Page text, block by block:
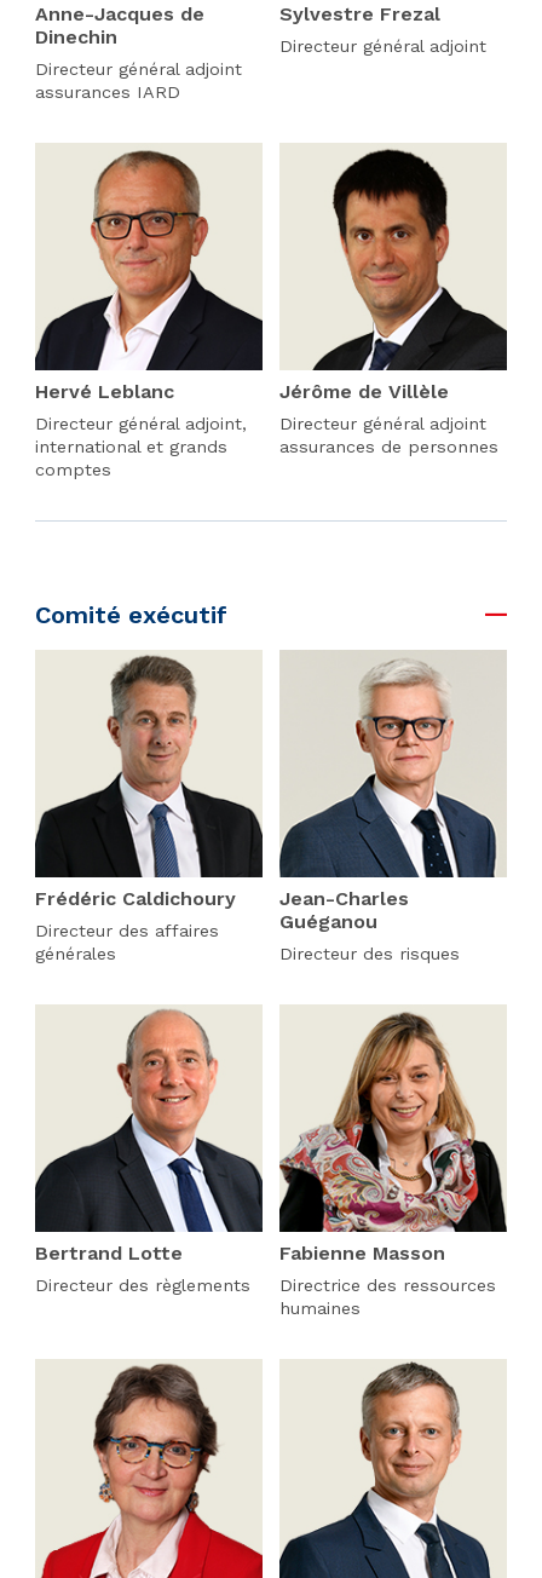
Anne-Jacques de
Dinechin
Directeur général adjoint
assurances IARD
Sylvestre Frezal
Directeur général adjoint
Hervé Leblanc
Directeur général adjoint,
international et grands
comptes
Jérôme de Villèle
Directeur général adjoint
assurances de personnes
Comité exécutif
Frédéric Caldichoury
Directeur des affaires
générales
Jean-Charles
Guéganou
Directeur des risques
Bertrand Lotte
Directeur des règlements
Fabienne Masson
Directrice des ressources
humaines